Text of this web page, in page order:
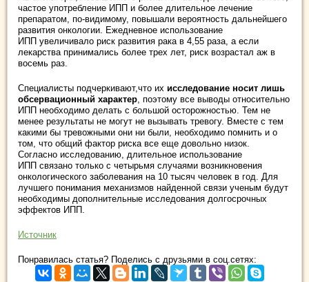
частое употребление ИПП и более длительное лечение
препаратом, по-видимому, повышали вероятность дальнейшего
развития онкологии. Ежедневное использование
ИПП увеличивало риск развития рака в 4,55 раза, а если
лекарства принимались более трех лет, риск возрастал аж в
восемь раз.
Специалисты подчеркивают,что их исследование носит лишь
обсервационный характер, поэтому все выводы относительно
ИПП необходимо делать с большой осторожностью. Тем не
менее результаты не могут не вызывать тревогу. Вместе с тем
какими бы тревожными они ни были, необходимо помнить и о
том, что общий фактор риска все еще довольно низок.
Согласно исследованию, длительное использование
ИПП связано только с четырьмя случаями возникновения
онкологического заболевания на 10 тысяч человек в год. Для
лучшего понимания механизмов найденной связи ученым будут
необходимы дополнительные исследования долгосрочных
эффектов ИПП.
Источник
Понравилась статья? Поделись с друзьями в соц.сетях: